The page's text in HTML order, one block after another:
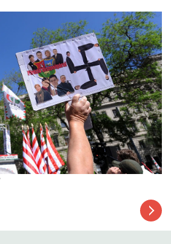
Article
suivant